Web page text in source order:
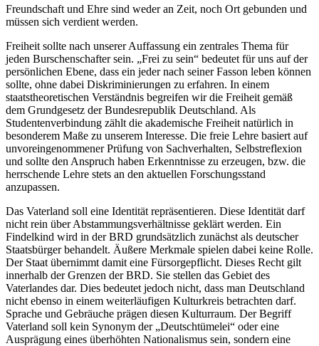
Freundschaft und Ehre sind weder an Zeit, noch Ort gebunden und
müssen sich verdient werden.
Freiheit sollte nach unserer Auffassung ein zentrales Thema für
jeden Burschenschafter sein. „Frei zu sein“ bedeutet für uns auf der
persönlichen Ebene, dass ein jeder nach seiner Fasson leben können
sollte, ohne dabei Diskriminierungen zu erfahren. In einem
staatstheoretischen Verständnis begreifen wir die Freiheit gemäß
dem Grundgesetz der Bundesrepublik Deutschland. Als
Studentenverbindung zählt die akademische Freiheit natürlich in
besonderem Maße zu unserem Interesse. Die freie Lehre basiert auf
unvoreingenommener Prüfung von Sachverhalten, Selbstreflexion
und sollte den Anspruch haben Erkenntnisse zu erzeugen, bzw. die
herrschende Lehre stets an den aktuellen Forschungsstand
anzupassen.
Das Vaterland soll eine Identität repräsentieren. Diese Identität darf
nicht rein über Abstammungsverhältnisse geklärt werden. Ein
Findelkind wird in der BRD grundsätzlich zunächst als deutscher
Staatsbürger behandelt. Äußere Merkmale spielen dabei keine Rolle.
Der Staat übernimmt damit eine Fürsorgepflicht. Dieses Recht gilt
innerhalb der Grenzen der BRD. Sie stellen das Gebiet des
Vaterlandes dar. Dies bedeutet jedoch nicht, dass man Deutschland
nicht ebenso in einem weiterläufigen Kulturkreis betrachten darf.
Sprache und Gebräuche prägen diesen Kulturraum. Der Begriff
Vaterland soll kein Synonym der „Deutschtümelei“ oder eine
Ausprägung eines überhöhten Nationalismus sein, sondern eine